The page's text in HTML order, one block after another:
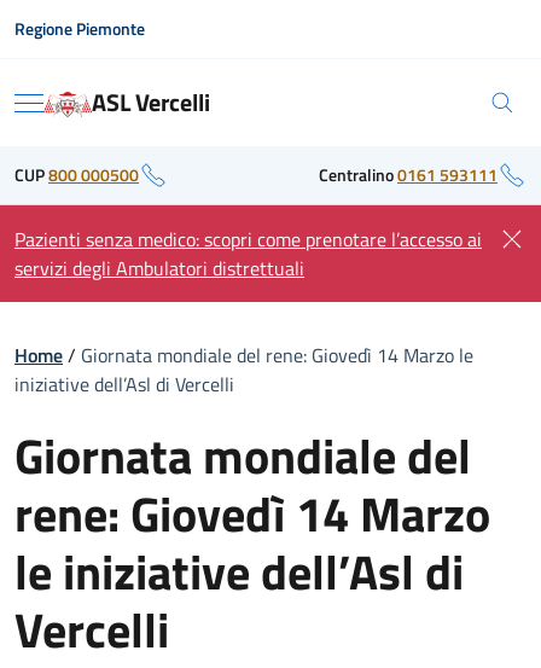
Regione Piemonte
Menu ASL Vercelli
CUP800 000500 Centralino0161 593111
Pazienti senza medico: scopri come prenotare l’accesso ai
servizi degli Ambulatori distrettuali
Home/ Giornata mondiale del rene: Giovedì 14 Marzo le
iniziative dell’Asl di Vercelli
Giornata mondiale del
rene: Giovedì 14 Marzo
le iniziative dell’Asl di
Vercelli